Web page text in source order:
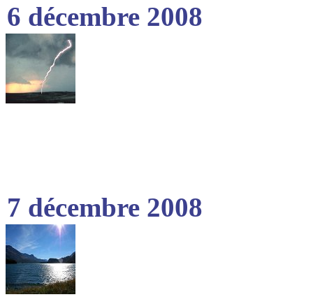
6 décembre 2008
7 décembre 2008